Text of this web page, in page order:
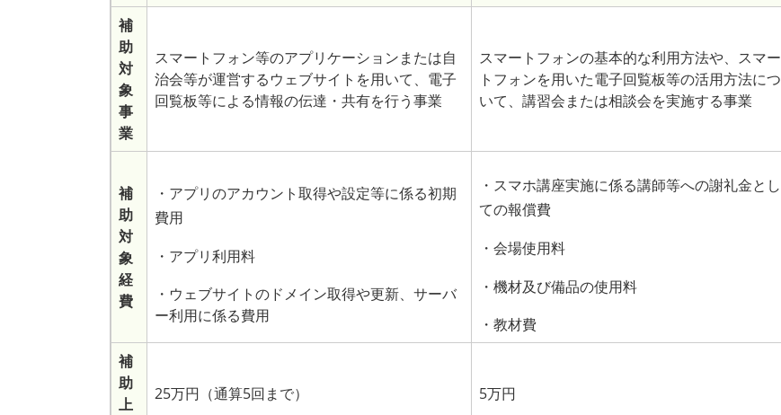
補
助
対
象
事
業
スマートフォン等のアプリケーションまたは自
治会等が運営するウェブサイトを用いて、電子
回覧板等による情報の伝達・共有を行う事業
スマートフォンの基本的な利用方法や、スマー
トフォンを用いた電子回覧板等の活用方法につ
いて、講習会または相談会を実施する事業
補
助
対
象
経
費
・アプリのアカウント取得や設定等に係る初期
費用
・アプリ利用料
・ウェブサイトのドメイン取得や更新、サーバ
ー利用に係る費用
・スマホ講座実施に係る講師等への謝礼金とし
ての報償費
・会場使用料
・機材及び備品の使用料
・教材費
補
助
上
25万円（通算5回まで） 5万円